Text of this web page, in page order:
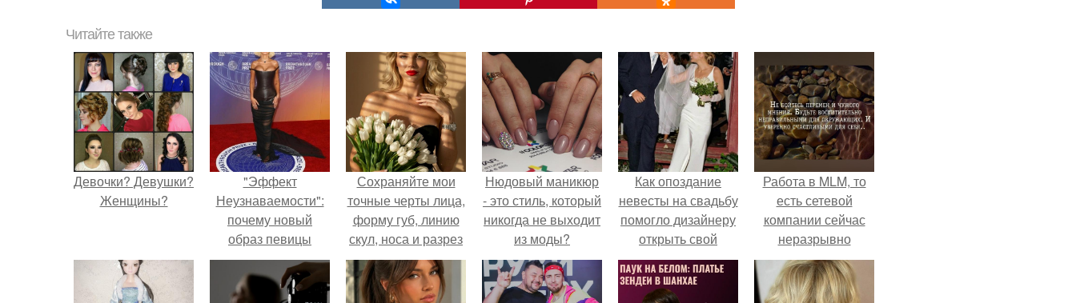
Читайте также
Девочки? Девушки?
Женщины?
"Эффект
Неузнаваемости":
почему новый
образ певицы
вызвал споры о
гранях
возможного?
Сохраняйте мои
точные черты лица,
форму губ, линию
скул, носа и разрез
глаз.
Нюдовый маникюр
- это стиль, который
никогда не выходит
из моды?
Как опоздание
невесты на свадьбу
помогло дизайнеру
открыть свой
бренд.
Работа в MLM, то
есть сетевой
компании сейчас
неразрывно
связана с создание
своего контента,
своей страницы в